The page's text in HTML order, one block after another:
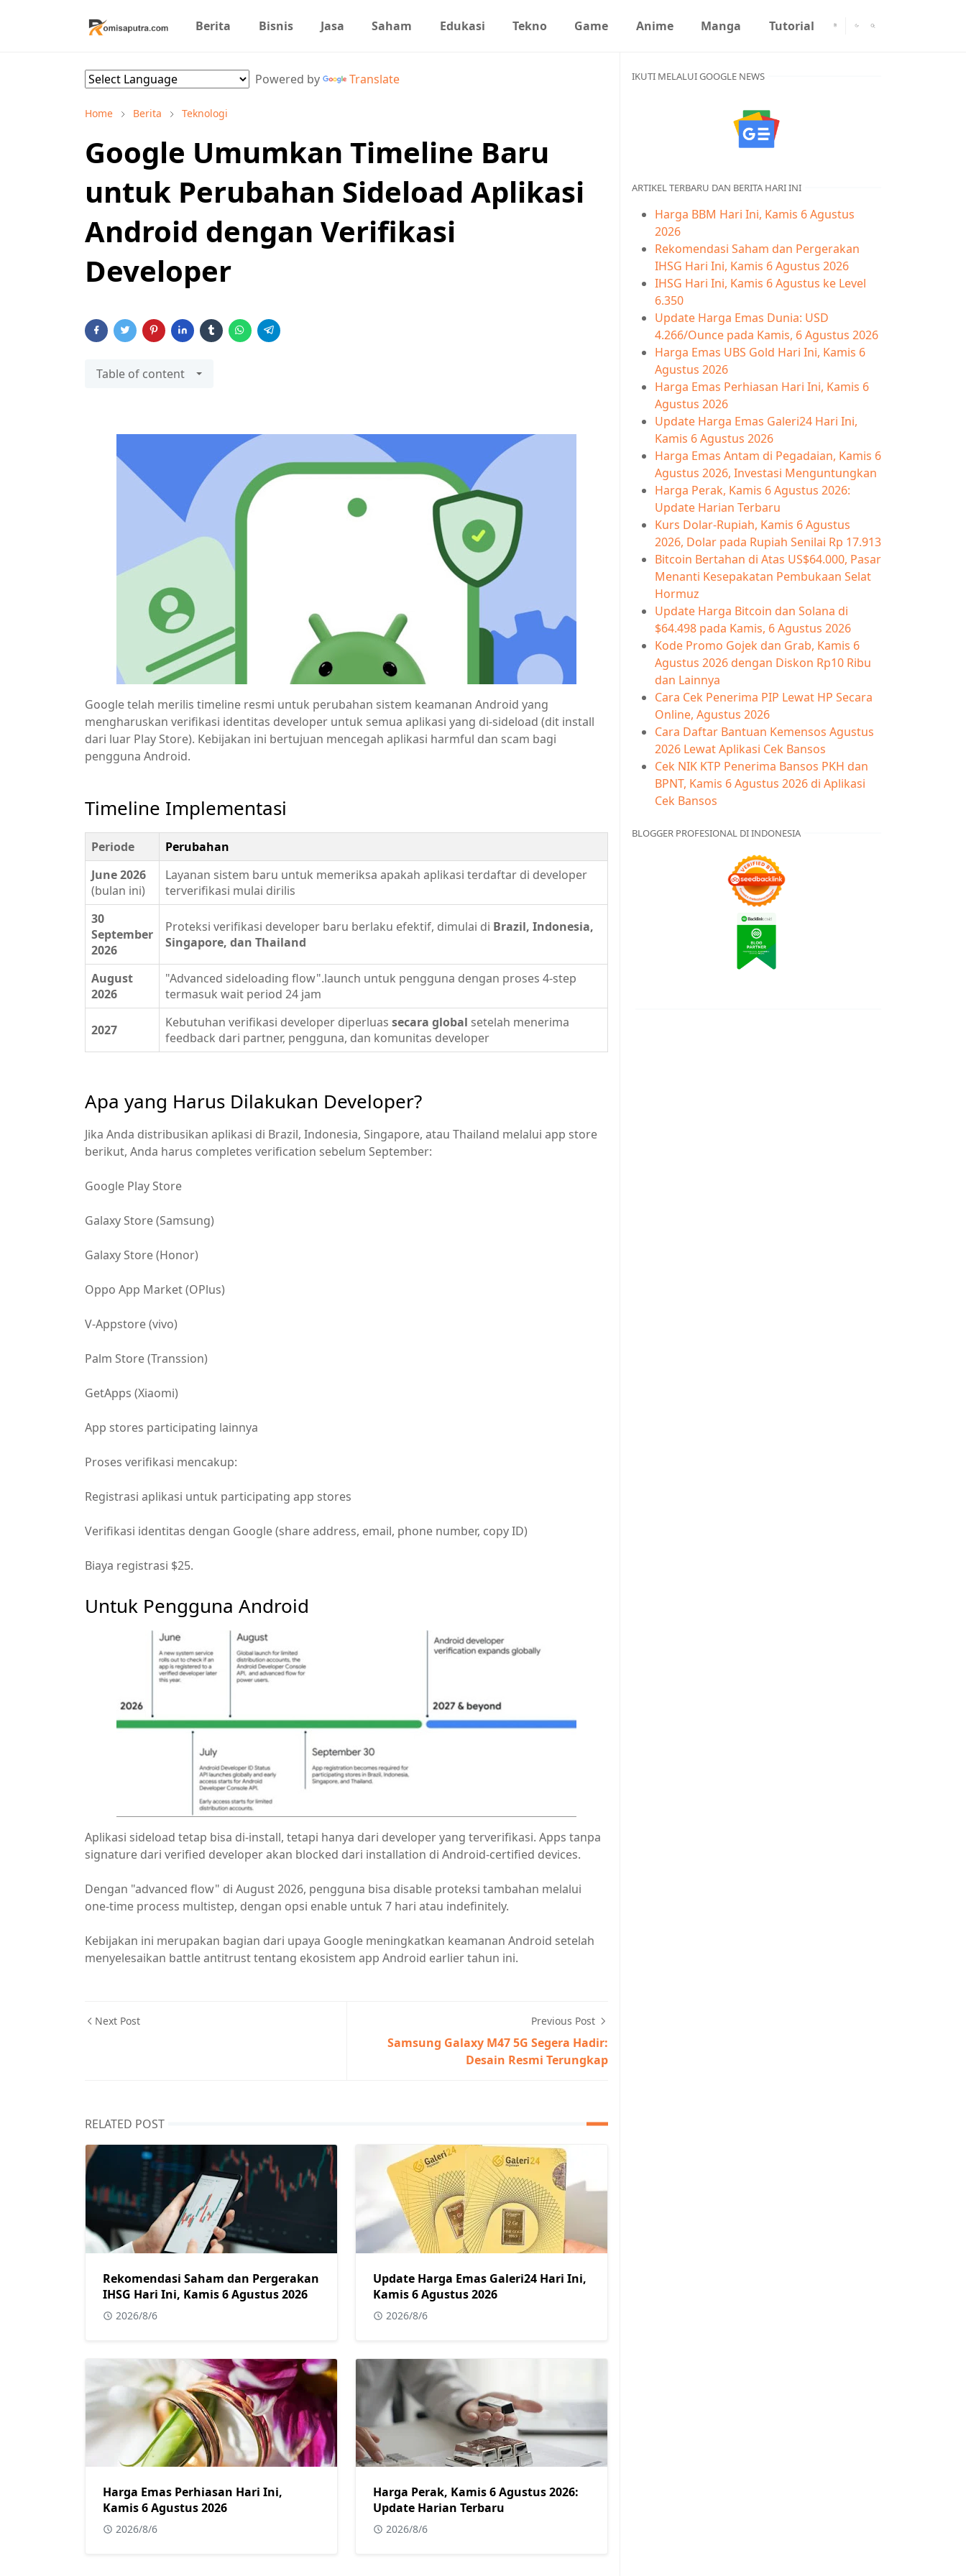
Berita Bisnis Jasa Saham Edukasi Tekno Game Anime Manga Tutorial
Powered by Translate
Home Berita Teknologi
Google Umumkan Timeline Baru
untuk Perubahan Sideload Aplikasi
Android dengan Verifikasi
Developer
Table of content
Google telah merilis timeline resmi untuk perubahan sistem keamanan Android yang
mengharuskan verifikasi identitas developer untuk semua aplikasi yang di-sideload (dit install
dari luar Play Store). Kebijakan ini bertujuan mencegah aplikasi harmful dan scam bagi
pengguna Android.
Timeline Implementasi
Periode
Perubahan
June 2026
(bulan ini)
Layanan sistem baru untuk memeriksa apakah aplikasi terdaftar di developer
terverifikasi mulai dirilis
30
September
2026
Proteksi verifikasi developer baru berlaku efektif, dimulai di Brazil, Indonesia,
Singapore, dan Thailand
August
2026
"Advanced sideloading flow".launch untuk pengguna dengan proses 4-step
termasuk wait period 24 jam
2027 Kebutuhan verifikasi developer diperluas secara global setelah menerima
feedback dari partner, pengguna, dan komunitas developer
Apa yang Harus Dilakukan Developer?
Jika Anda distribusikan aplikasi di Brazil, Indonesia, Singapore, atau Thailand melalui app store
berikut, Anda harus completes verification sebelum September:
Google Play Store
Galaxy Store (Samsung)
Galaxy Store (Honor)
Oppo App Market (OPlus)
V-Appstore (vivo)
Palm Store (Transsion)
GetApps (Xiaomi)
App stores participating lainnya
Proses verifikasi mencakup:
Registrasi aplikasi untuk participating app stores
Verifikasi identitas dengan Google (share address, email, phone number, copy ID)
Biaya registrasi $25.
Untuk Pengguna Android
Aplikasi sideload tetap bisa di-install, tetapi hanya dari developer yang terverifikasi. Apps tanpa
signature dari verified developer akan blocked dari installation di Android-certified devices.
Dengan "advanced flow" di August 2026, pengguna bisa disable proteksi tambahan melalui
one-time process multistep, dengan opsi enable untuk 7 hari atau indefinitely.
Kebijakan ini merupakan bagian dari upaya Google meningkatkan keamanan Android setelah
menyelesaikan battle antitrust tentang ekosistem app Android earlier tahun ini.
Next Post Previous Post
Samsung Galaxy M47 5G Segera Hadir:
Desain Resmi Terungkap
RELATED POST
Rekomendasi Saham dan Pergerakan
IHSG Hari Ini, Kamis 6 Agustus 2026
2026/8/6
Update Harga Emas Galeri24 Hari Ini,
Kamis 6 Agustus 2026
2026/8/6
Harga Emas Perhiasan Hari Ini,
Kamis 6 Agustus 2026
2026/8/6
Harga Perak, Kamis 6 Agustus 2026:
Update Harian Terbaru
2026/8/6
IKUTI MELALUI GOOGLE NEWS
ARTIKEL TERBARU DAN BERITA HARI INI
Harga BBM Hari Ini, Kamis 6 Agustus
2026
Rekomendasi Saham dan Pergerakan
IHSG Hari Ini, Kamis 6 Agustus 2026
IHSG Hari Ini, Kamis 6 Agustus ke Level
6.350
Update Harga Emas Dunia: USD
4.266/Ounce pada Kamis, 6 Agustus 2026
Harga Emas UBS Gold Hari Ini, Kamis 6
Agustus 2026
Harga Emas Perhiasan Hari Ini, Kamis 6
Agustus 2026
Update Harga Emas Galeri24 Hari Ini,
Kamis 6 Agustus 2026
Harga Emas Antam di Pegadaian, Kamis 6
Agustus 2026, Investasi Menguntungkan
Harga Perak, Kamis 6 Agustus 2026:
Update Harian Terbaru
Kurs Dolar-Rupiah, Kamis 6 Agustus
2026, Dolar pada Rupiah Senilai Rp 17.913
Bitcoin Bertahan di Atas US$64.000, Pasar
Menanti Kesepakatan Pembukaan Selat
Hormuz
Update Harga Bitcoin dan Solana di
$64.498 pada Kamis, 6 Agustus 2026
Kode Promo Gojek dan Grab, Kamis 6
Agustus 2026 dengan Diskon Rp10 Ribu
dan Lainnya
Cara Cek Penerima PIP Lewat HP Secara
Online, Agustus 2026
Cara Daftar Bantuan Kemensos Agustus
2026 Lewat Aplikasi Cek Bansos
Cek NIK KTP Penerima Bansos PKH dan
BPNT, Kamis 6 Agustus 2026 di Aplikasi
Cek Bansos
BLOGGER PROFESIONAL DI INDONESIA